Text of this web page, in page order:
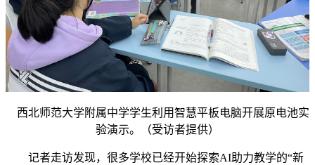
西北师范大学附属中学学生利用智慧平板电脑开展原电池实
验演示。（受访者提供）
记者走访发现，很多学校已经开始探索AI助力教学的“新